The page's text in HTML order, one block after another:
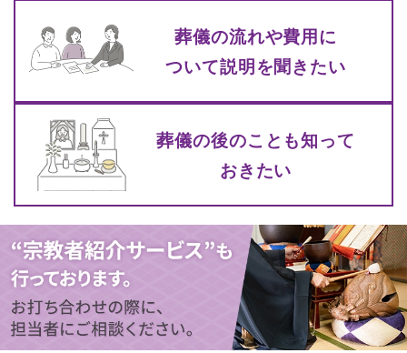
葬儀の流れや費⽤に
ついて説明を聞きたい
葬儀の後のことも知って
おきたい